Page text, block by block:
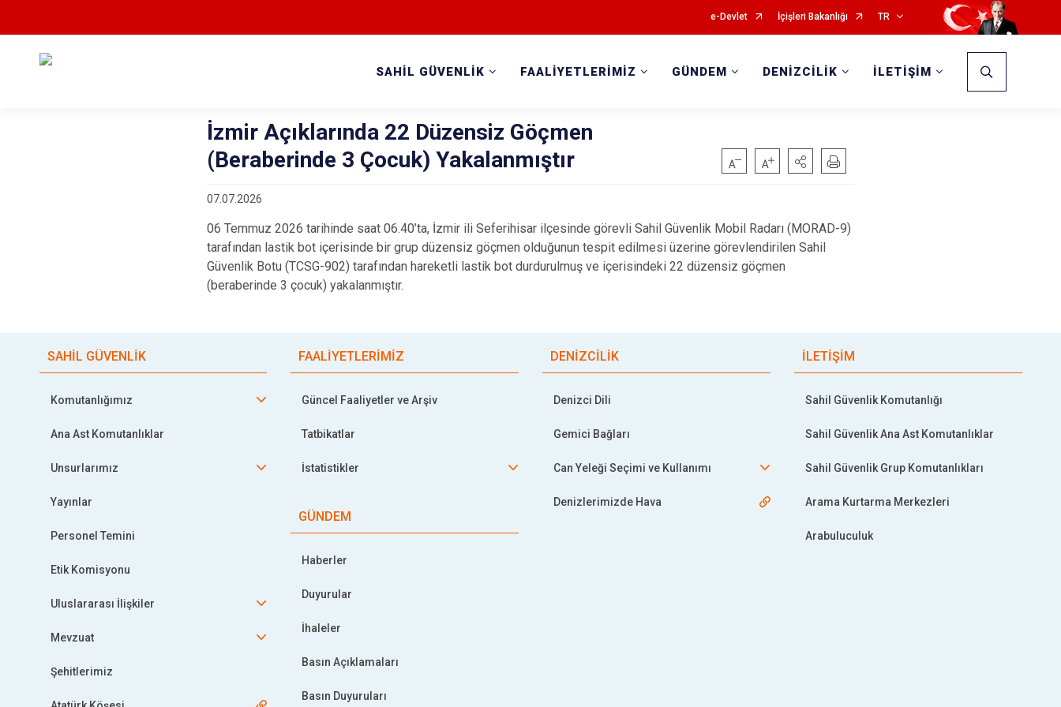
e-Devlet İçişleri Bakanlığı TR
SAHİL GÜVENLİK FAALİYETLERİMİZ GÜNDEM DENİZCİLİK İLETİŞİM
İzmir Açıklarında 22 Düzensiz Göçmen
(Beraberinde 3 Çocuk) Yakalanmıştır
07.07.2026
06 Temmuz 2026 tarihinde saat 06.40’ta, İzmir ili Seferihisar ilçesinde görevli Sahil Güvenlik Mobil Radarı (MORAD-9)
tarafından lastik bot içerisinde bir grup düzensiz göçmen olduğunun tespit edilmesi üzerine görevlendirilen Sahil
Güvenlik Botu (TCSG-902) tarafından hareketli lastik bot durdurulmuş ve içerisindeki 22 düzensiz göçmen
(beraberinde 3 çocuk) yakalanmıştır.
SAHİL GÜVENLİK
Komutanlığımız
Ana Ast Komutanlıklar
Unsurlarımız
Yayınlar
Personel Temini
Etik Komisyonu
Uluslararası İlişkiler
Mevzuat
Şehitlerimiz
FAALİYETLERİMİZ
Güncel Faaliyetler ve Arşiv
Tatbikatlar
İstatistikler
GÜNDEM
Haberler
Duyurular
İhaleler
Basın Açıklamaları
Basın Duyuruları
DENİZCİLİK
Denizci Dili
Gemici Bağları
Can Yeleği Seçimi ve Kullanımı
Denizlerimizde Hava
İLETİŞİM
Sahil Güvenlik Komutanlığı
Sahil Güvenlik Ana Ast Komutanlıklar
Sahil Güvenlik Grup Komutanlıkları
Arama Kurtarma Merkezleri
Arabuluculuk